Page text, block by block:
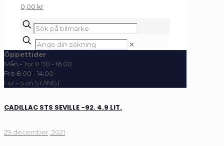
0,00 kr
✕
Öppettider
Mån - Tor 8.00 - 16.00
Fre 8.00 - 14.00
Lör - Sön STÄNGT
CADILLAC STS SEVILLE -92. 4.9 LIT.
29 december, 2021